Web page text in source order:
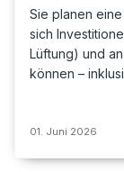
Sie planen
sich
Lüftung) und
können –
01. Juni 2026